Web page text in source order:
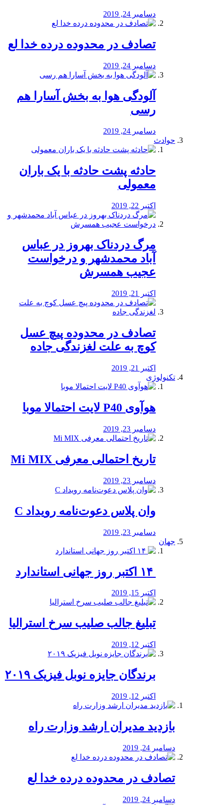
دسامبر 24, 2019
تصادف در محدوده درده خدا لع
دسامبر 24, 2019
آلودگی هوا به بخش آسارا هم
رسی
دسامبر 24, 2019
حوادث
️حادثه پشت حادثه با یک باران
معمولی
اکتبر 22, 2019
مرگ دردناک بهروز در عباس
آباد محمدشهر و درخواست
عجیب همسرش
اکتبر 21, 2019
تصادف در محدوده پیچ عسل
کوچ به علت لغزندگی جاده
اکتبر 21, 2019
تکنولوژی
هوآوی P40 لایت احتمالا موبا
دسامبر 23, 2019
تاریخ احتمالی معرفی Mi MIX
دسامبر 23, 2019
وان پلاس دعوت‌نامه رویداد C
دسامبر 23, 2019
جهان
اکتبر 15, 2019
تبلیغ جالب صلیب سرخ استرالیا
اکتبر 12, 2019
برندگان جایزه نوبل فیزیک ۲۰۱۹
اکتبر 12, 2019
بازدید مدیران ارشد وزارت راه
دسامبر 24, 2019
تصادف در محدوده درده خدا لع
دسامبر 24, 2019